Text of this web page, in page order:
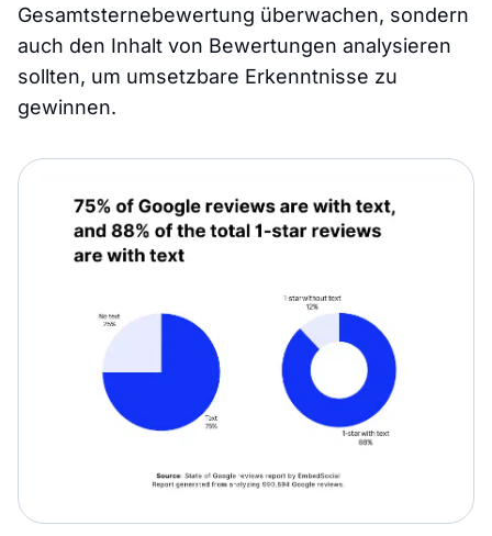
Gesamtsternebewertung überwachen, sondern
auch den Inhalt von Bewertungen analysieren
sollten, um umsetzbare Erkenntnisse zu
gewinnen.